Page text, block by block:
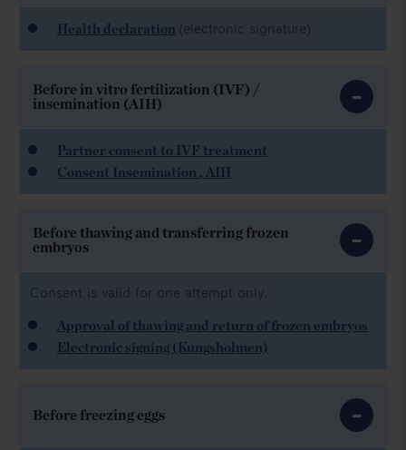
Health declaration (electronic signature)
Before in vitro fertilization (IVF) /
insemination (AIH)
Partner consent to IVF treatment
Consent Insemination , AIH
Before thawing and transferring frozen
embryos
Consent is valid for one attempt only.
Approval of thawing and return of frozen embryos
Electronic signing (Kungsholmen)
Before freezing eggs